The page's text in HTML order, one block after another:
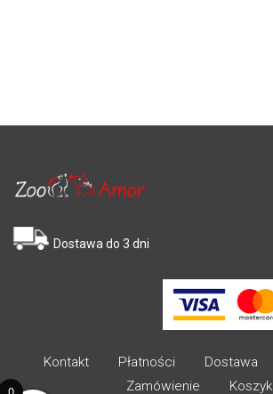
Dostawa do 3 dni
Kontakt Płatności Dostawa
Zamówienie
Koszyk